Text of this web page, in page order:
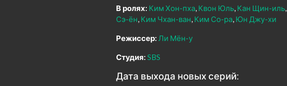
В ролях: Ким Хон-пха Квон Юль Кан Щин-иль
Сэ-ён Ким Чхан-ван Ким Со-ра Юн Джу-хи
Режиссер: Ли Мён-у
Студия: SBS
Дата выхода новых серий: